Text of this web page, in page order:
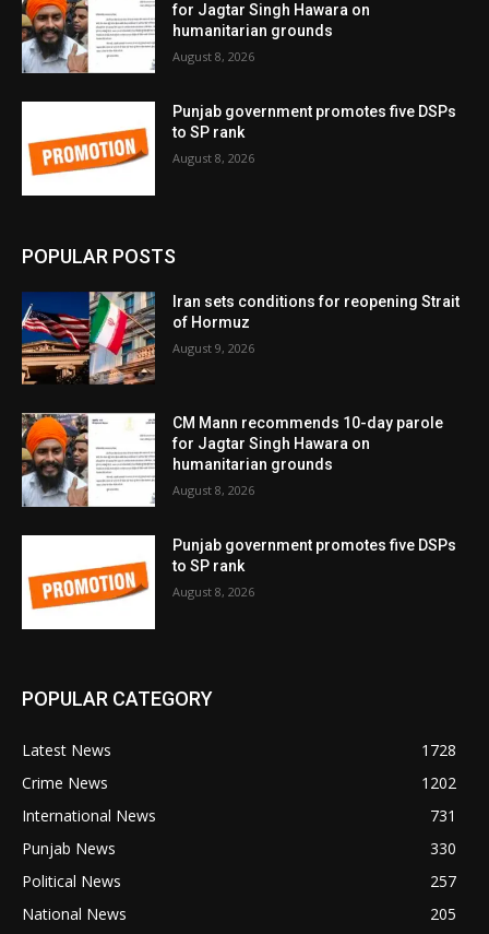
for Jagtar Singh Hawara on
humanitarian grounds
August 8, 2026
Punjab government promotes five DSPs
to SP rank
August 8, 2026
POPULAR POSTS
Iran sets conditions for reopening Strait
of Hormuz
August 9, 2026
CM Mann recommends 10-day parole
for Jagtar Singh Hawara on
humanitarian grounds
August 8, 2026
Punjab government promotes five DSPs
to SP rank
August 8, 2026
POPULAR CATEGORY
Latest News
1728
Crime News
1202
International News
731
Punjab News
330
Political News
257
National News
205